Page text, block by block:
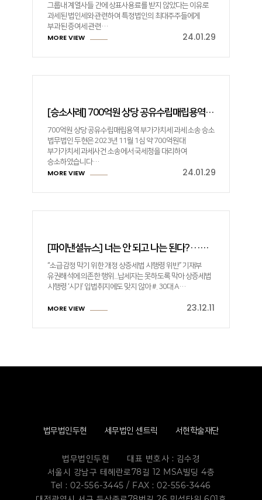
그룹내 계열사들 간에 상표사용료를 받지 않았다는 이유로
과세된 법인세와 관련하여 특정법인의 최대주주들에게
부과된 증여세 관련…
MORE VIEW 24.01.29
[승소사례] 700억원 상당 공유수립매립용역 부가가치세 과세 소송 승소
700억원 상당 공유수립매립용역 부가가치세 과세 소송 승소
법무법인 두현은 2023년 11월 1심 약 700억원대
부가가치세 과세사건 소송에서 국세청을 대리하여
승소하였습니다…
MORE VIEW 24.01.29
[파이낸셜뉴스] 너는 안 되고 나는 된다?···국세청 ‘소급감정과세’ 두고 시끌
“소급감정 막기 위한 개정 상증세법 시행령 위반” 기재부
유권해석에 의존한 행위...납세자는 못하도록 막아 상증세법
시행령 ‘시가’ 입법취지에도 맞지 않아 #. 30대 A…
MORE VIEW 23.12.11
법무법인두현 세무법인 센트릭 서현학술재단
법무법인두현
대표 변호사 : 김수경
서울시 강남구 테헤란로78길 12 MSA빌딩 4층
Tel : 02-556-3445 / FAX : 02-556-3446